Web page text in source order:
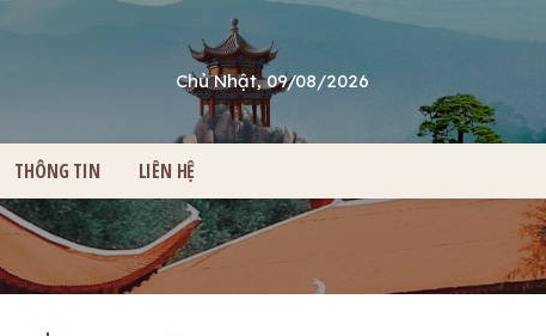
Chủ Nhật, 09/08/2026
THÔNG TIN LIÊN HỆ